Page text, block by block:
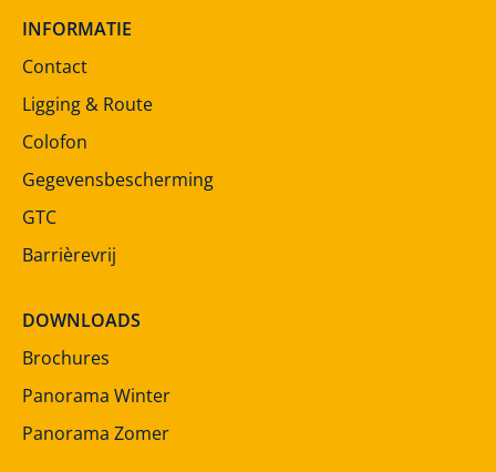
INFORMATIE
Contact
Ligging & Route
Colofon
Gegevensbescherming
GTC
Barrièrevrij
DOWNLOADS
Brochures
Panorama Winter
Panorama Zomer